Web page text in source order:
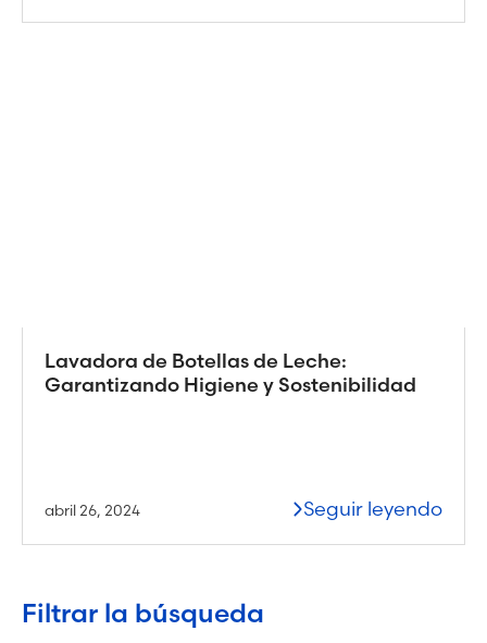
Lavadora de Botellas de Leche:
Garantizando Higiene y Sostenibilidad
abril 26, 2024 Seguir leyendo
Filtrar la búsqueda